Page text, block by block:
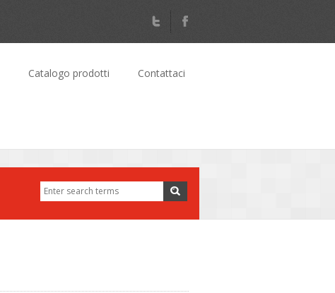
Catalogo prodotti Contattaci
Form di ricerca
Cerca